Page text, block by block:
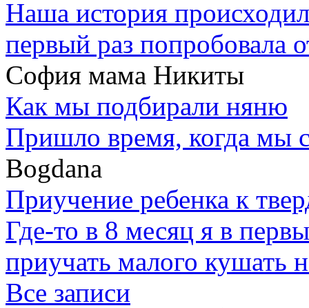
Наша история
первый раз попробовала
София мама Никиты
Как мы подбирали няню
Пришло время, когда мы
Bogdana
Приучение ребенка к
Где-то в 8 месяц я в
приучать малого кушать
Все записи